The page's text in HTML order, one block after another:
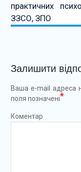
практичних
ЗЗСО, ЗПО
Залишити
Ваша e-mail адреса
поля позначені*
Коментар